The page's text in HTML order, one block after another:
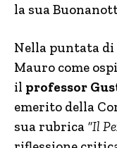
la sua
Nella puntata di
Mauro come
il professor
emerito della
sua rubrica “Il